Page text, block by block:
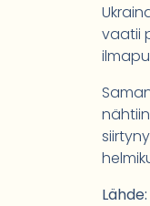
vaatii
Lähde: